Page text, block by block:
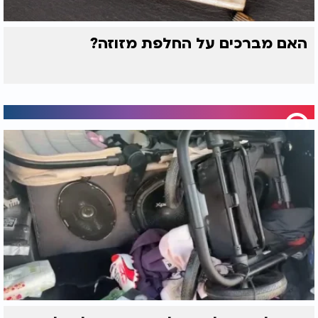
האם מברכים על החלפת מזוזה?